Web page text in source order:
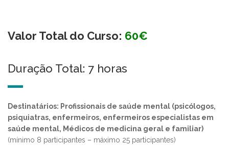
Valor Total do Curso: 60€
Duração Total: 7 horas
Destinatários: Profissionais de saúde mental (psicólogos,
psiquiatras, enfermeiros, enfermeiros especialistas em
saúde mental, Médicos de medicina geral e familiar)
(mínimo 8 participantes – máximo 25 participantes)